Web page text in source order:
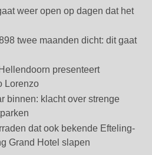
weer open op dagen dat het
twee maanden dicht: dit gaat
presenteert
Lorenzo
binnen: klacht over strenge
dat ook bekende Efteling-
Grand Hotel slapen